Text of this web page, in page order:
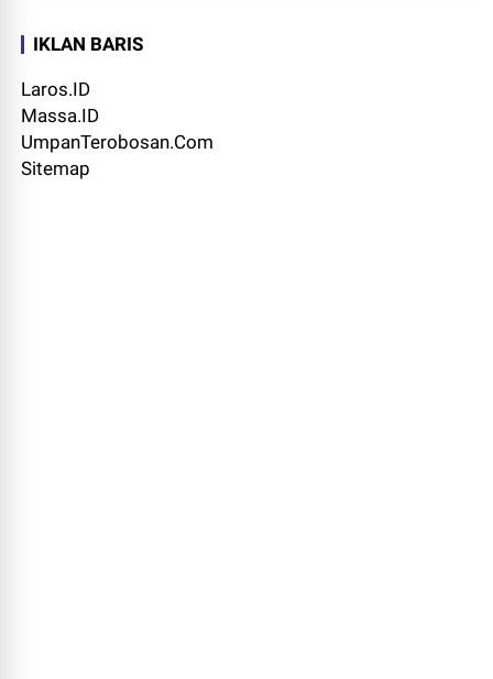
IKLAN BARIS
Laros.ID
Massa.ID
UmpanTerobosan.Com
Sitemap